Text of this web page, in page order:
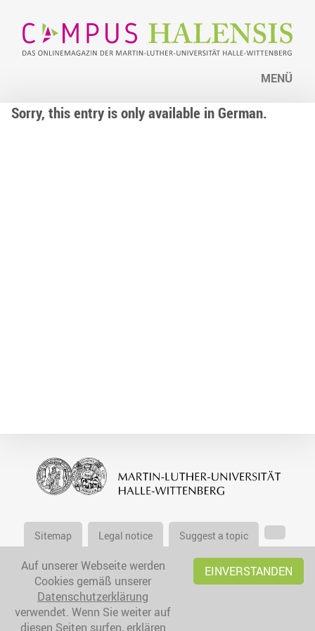
MENÜ
Sorry, this entry is only available in German.
Sitemap Legal notice Suggest a topic
Auf unserer Webseite werden
Cookies gemäß unserer
Datenschutzerklärung
verwendet. Wenn Sie weiter auf
diesen Seiten surfen, erklären
EINVERSTANDEN